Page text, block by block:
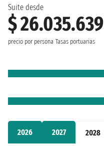
2026 2027 2028
Suite desde
$ 26.035.639
precio por persona Tasas portuarias